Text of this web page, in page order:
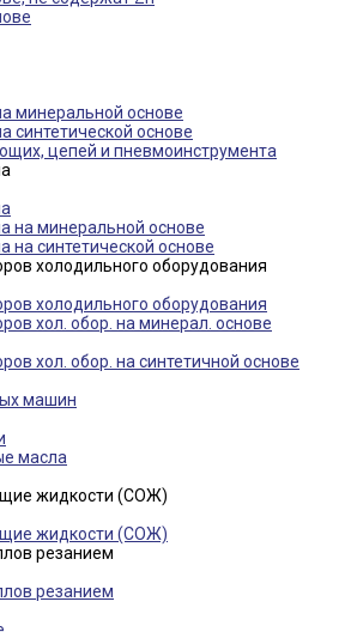
минеральной основе
синтетической основе
цепей и пневмоинструмента
на минеральной основе
на синтетической основе
холодильного оборудования
холодильного оборудования
хол. обор. на минерал. основе
хол. обор. на синтетичной основе
машин
масла
жидкости (СОЖ)
жидкости (СОЖ)
резанием
резанием